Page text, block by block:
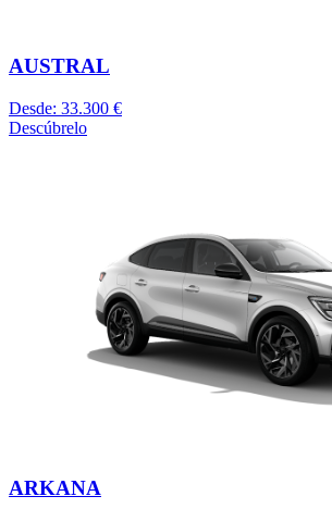
AUSTRAL
Desde: 33.300 €
Descúbrelo
ARKANA